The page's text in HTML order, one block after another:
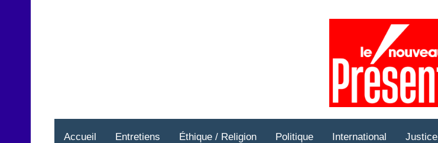
Accueil Entretiens Éthique / Religion Politique International Justice